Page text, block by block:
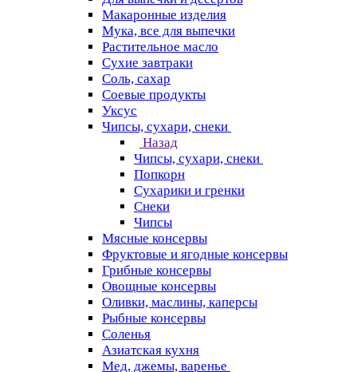
Макаронные изделия
Мука, все для выпечки
Растительное масло
Сухие завтраки
Соль, сахар
Соевые продукты
Уксус
Чипсы, сухари, снеки
Назад
Чипсы, сухари, снеки
Попкорн
Сухарики и гренки
Снеки
Чипсы
Мясные консервы
Фруктовые и ягодные консервы
Грибные консервы
Овощные консервы
Оливки, маслины, каперсы
Рыбные консервы
Соленья
Азиатская кухня
Мед, джемы, варенье